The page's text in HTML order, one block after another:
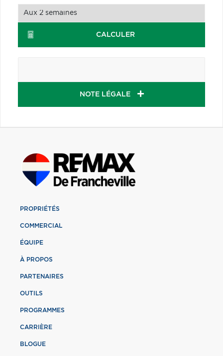
CALCULER
NOTE LÉGALE
PROPRIÉTÉS
COMMERCIAL
ÉQUIPE
À PROPOS
PARTENAIRES
OUTILS
PROGRAMMES
CARRIÈRE
BLOGUE